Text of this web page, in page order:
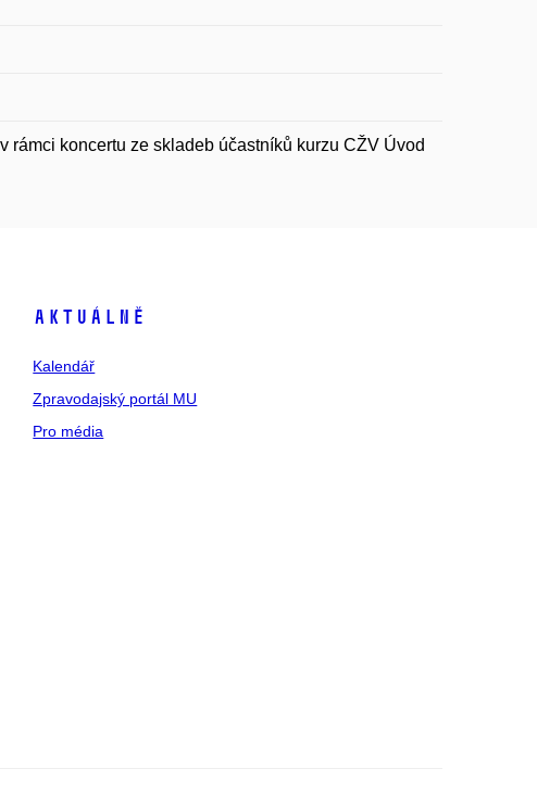
rámci koncertu ze skladeb účastníků kurzu CŽV Úvod
Aktuálně
Kalendář
Zpravodajský portál MU
Pro média